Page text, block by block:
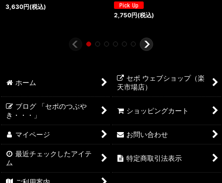
3,630円(税込)
2,750円(税込)
ホーム
セポ ウェブショップ（楽
天市場店）
ブログ 「セポのつぶや
き・・・」
ショッピングカート
マイページ お問い合わせ
最近チェックしたアイテ
ム
特定商取引法表示